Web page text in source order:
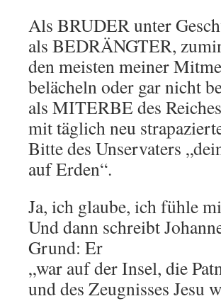
Als BRUDER unter
als BEDRÄNGTER,
den meisten meiner
belächeln oder gar nicht
als MITERBE des
mit täglich neu
Bitte des Unservaters
auf Erden“.
Ja, ich glaube, ich fühle
Und dann schreibt
Grund: Er
„war auf der Insel, die
und des Zeugnisses Jesu